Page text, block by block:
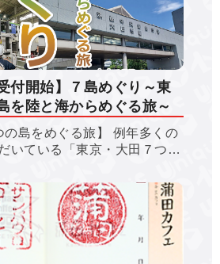
付開始】７島めぐり～東
を陸と海からめぐる旅～
の島をめぐる旅】 例年多くの
いている「東京・大田７つ…